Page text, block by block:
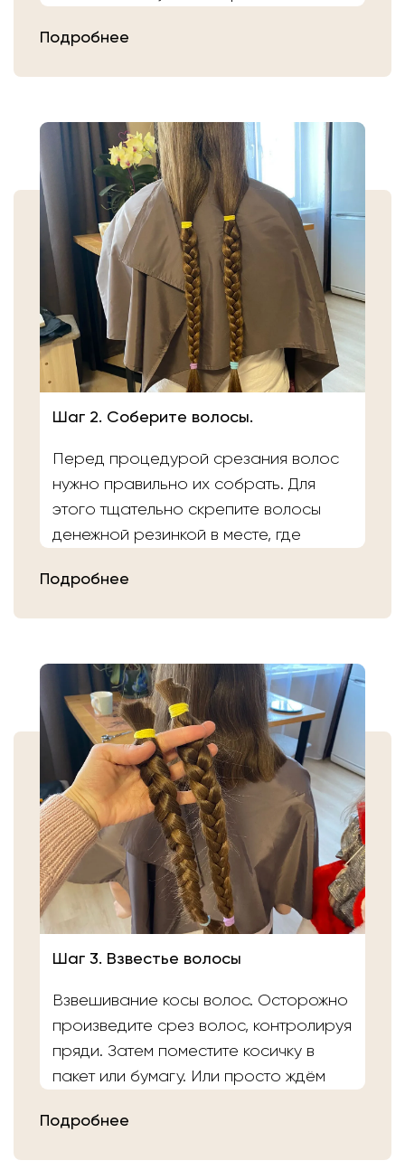
Затем плотно закрепите волосы
самостоятельно, то косичку
аккуратно уложите в пакет или бумагу.
Или просто приходите в салон «Банк
Волос».
Подробнее
Шаг 2. Соберите волосы.
Перед процедурой срезания волос
нужно правильно их собрать. Для
этого тщательно скрепите волосы
денежной резинкой в месте, где
Подробнее
Шаг 3. Взвестье волосы
Взвешивание косы волос. Осторожно
произведите срез волос, контролируя
пряди. Затем поместите косичку в
пакет или бумагу. Или просто ждём
мастера выполнят срез волос и
Подробнее